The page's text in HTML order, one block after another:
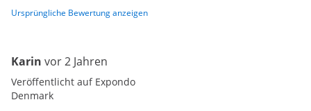
Ursprüngliche Bewertung anzeigen
Karin vor 2 Jahren
Veröffentlicht auf Expondo
Denmark